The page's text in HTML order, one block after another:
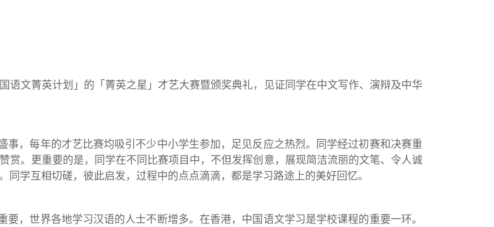
语文菁英计划」的「菁英之星」才艺大赛暨颁奖典礼，见证同学在中文写作、演辩及中华
每年的才艺比赛均吸引不少中小学生参加，足见反应之热烈。同学经过初赛和决赛重
赏。更重要的是，同学在不同比赛项目中，不但发挥创意，展现简洁流丽的文笔、令人诚
学互相切磋，彼此启发，过程中的点点滴滴，都是学习路途上的美好回忆。
世界各地学习汉语的人士不断增多。在香港，中国语文学习是学校课程的重要一环。